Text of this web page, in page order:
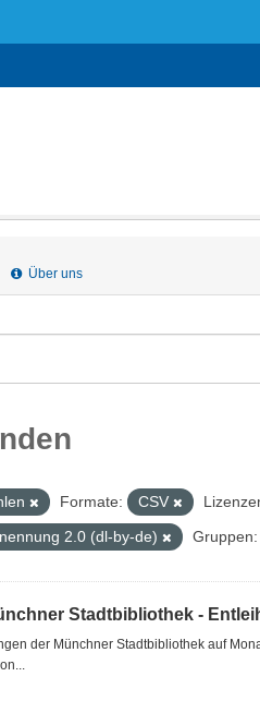
Über uns
Formate: CSV
2.0 (dl-by-de)
Gruppen:
Stadtbibliothek -
der Münchner Stadtbibliothek auf